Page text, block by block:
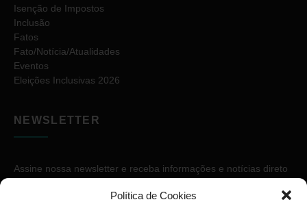
Política de Cookies
Isenção de Impostos
Inclusão
Fatos
Fato/Notícia/Atualidades
Eventos
Eleições Inclusivas 2026
NEWSLETTER
Assine nossa newsletter e receba informações e notícias direto